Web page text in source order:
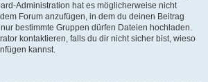
Administration hat es möglicherweise nicht
Forum anzufügen, in dem du deinen Beitrag
bestimmte Gruppen dürfen Dateien hochladen.
kontaktieren, falls du dir nicht sicher bist, wieso
kannst.